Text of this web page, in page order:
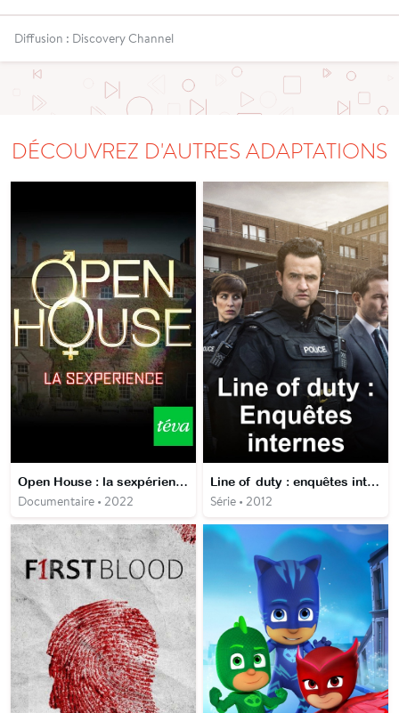
Diffusion : Discovery Channel
DÉCOUVREZ D'AUTRES ADAPTATIONS
Open House : la sexpérience
Documentaire • 2022
Line of duty : enquêtes internes
Série • 2012